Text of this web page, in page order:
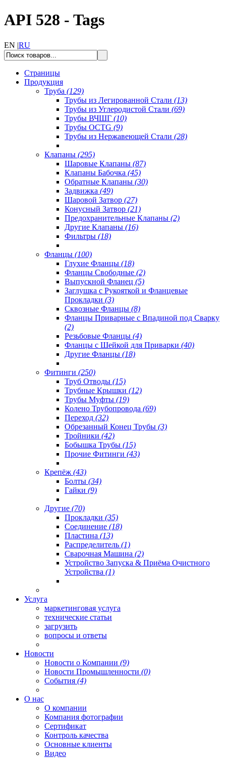
API 528 - Tags
EN |RU
Страницы
Продукция
Труба (129)
Трубы из Легированной Стали (13)
Трубы из Углеродистой Стали (69)
Трубы ВЧШГ (10)
Трубы OCTG (9)
Трубы из Нержавеющей Стали (28)
Клапаны (295)
Шаровые Клапаны (87)
Клапаны Бабочка (45)
Обратные Клапаны (30)
Задвижка (49)
Шаровой Затвор (27)
Конусный Затвор (21)
Предохранительные Клапаны (2)
Другие Клапаны (16)
Фильтры (18)
Фланцы (100)
Глухие Фланцы (18)
Фланцы Свободные (2)
Выпускной Фланец (5)
Заглушка с Рукояткой и Фланцевые
Прокладки (3)
Сквозные Фланцы (8)
Фланцы Приварные с Впадиной под Сварку
(2)
Резьбовые Фланцы (4)
Фланцы с Шейкой для Приварки (40)
Другие Фланцы (18)
Фитинги (250)
Труб Отводы (15)
Трубные Крышки (12)
Трубы Муфты (19)
Колено Трубопровода (69)
Переход (32)
Обрезанный Конец Трубы (3)
Тройники (42)
Бобышка Трубы (15)
Прочие Фитинги (43)
Крепёж (43)
Болты (34)
Гайки (9)
Другие (70)
Прокладки (35)
Соединение (18)
Пластина (13)
Распределитель (1)
Сварочная Машина (2)
Устройство Запуска & Приёма Очистного
Устройства (1)
Услуга
маркетинговая услуга
технические статьи
загрузить
вопросы и ответы
Новости
Новости о Компании (9)
Новости Промышленности (0)
События (4)
О нас
О компании
Компания фотографии
Сертификат
Контроль качества
Основные клиенты
Видео